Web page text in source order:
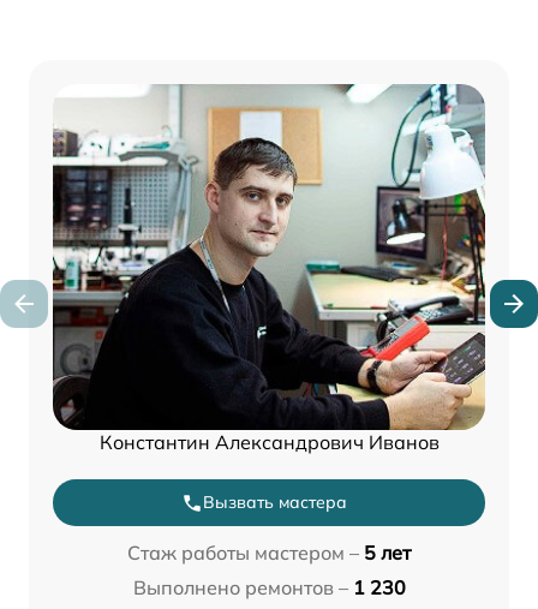
Константин Александрович Иванов
Вызвать мастера
Стаж работы мастером – 5 лет
Выполнено ремонтов – 1 230